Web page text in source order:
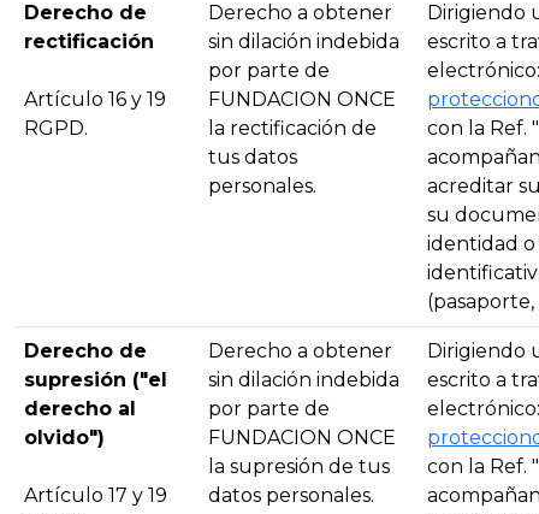
Derecho de
rectificación
Artículo 16 y 19
RGPD.
Derecho a obtener
sin dilación indebida
por parte de
FUNDACION ONCE
la rectificación de
tus datos
personales.
Dirigiendo
escrito a
electrónico:
con la Ref.
acreditar
su
identidad
(pasaporte,
Derecho de
supresión ("el
derecho al
olvido")
Artículo 17 y 19
Derecho a obtener
sin dilación indebida
por parte de
FUNDACION ONCE
la supresión de tus
datos personales.
Dirigiendo
escrito a
electrónico:
con la Ref.